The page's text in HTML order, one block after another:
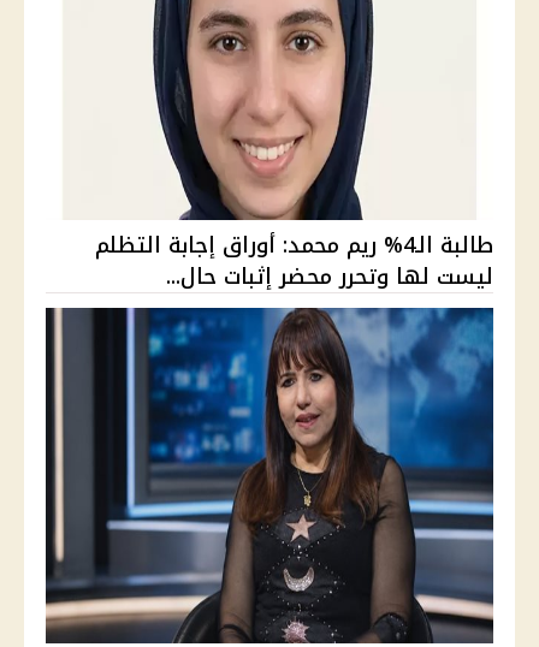
طالبة الـ4% ريم محمد: أوراق إجابة التظلم
ليست لها وتحرر محضر إثبات حال...